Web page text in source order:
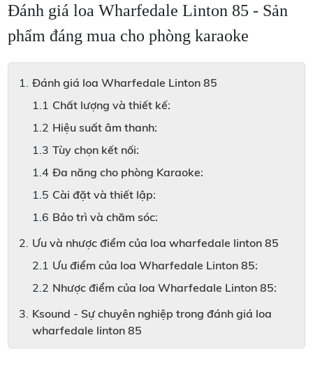
Đánh giá loa Wharfedale Linton 85 - Sản
phẩm đáng mua cho phòng karaoke
Đánh giá loa Wharfedale Linton 85
Chất lượng và thiết kế:
Hiệu suất âm thanh:
Tùy chọn kết nối:
Đa năng cho phòng Karaoke:
Cài đặt và thiết lập:
Bảo trì và chăm sóc:
Ưu và nhược điểm của loa wharfedale linton 85
Ưu điểm của loa Wharfedale Linton 85:
Nhược điểm của loa Wharfedale Linton 85:
Ksound - Sự chuyên nghiệp trong đánh giá loa
wharfedale linton 85